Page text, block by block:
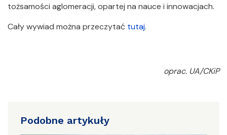
tożsamości aglomeracji, opartej na nauce i innowacjach.
Cały wywiad można przeczytać tutaj.
oprac. UA/CKiP
Podobne artykuły